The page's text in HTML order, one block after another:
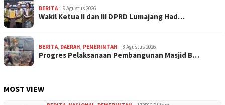
BERITA 9 Agustus 2026
Wakil Ketua II dan III DPRD Lumajang Had…
BERITA DAERAH PEMERINTAH 8 Agustus 2026
Progres Pelaksanaan Pembangunan Masjid B…
MOST VIEW